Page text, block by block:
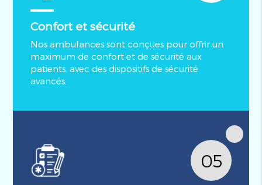
Confort et sécurité
Nos ambulances sont conçues pour offrir un
maximum de confort et de sécurité aux
patients, avec des dispositifs de sécurité
avancés.
05